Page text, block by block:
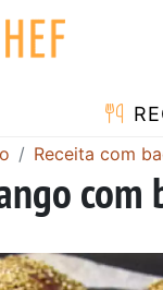
Receita com